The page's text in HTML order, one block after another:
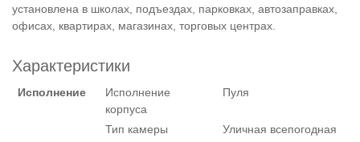
установлена в школах, подъездах, парковках, автозаправках,
офисах, квартирах, магазинах, торговых центрах.
Характеристики
Исполнение
Исполнение
корпуса
Пуля
Тип камеры
Уличная всепогодная